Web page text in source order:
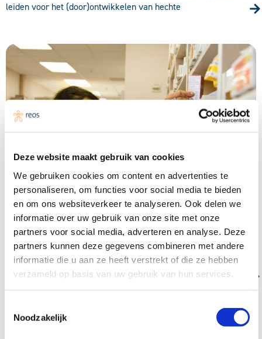
Deze website maakt gebruik van cookies
We gebruiken cookies om content en advertenties te
personaliseren, om functies voor social media te bieden
en om ons websiteverkeer te analyseren. Ook delen we
informatie over uw gebruik van onze site met onze
partners voor social media, adverteren en analyse. Deze
partners kunnen deze gegevens combineren met andere
informatie die u aan ze heeft verstrekt of die ze hebben
verzameld op basis van uw gebruik van hun services.
Noodzakelijk
leiden voor het (door)ontwikkelen van hechte
Midden-Holland
Heractivering Samenwerkende Apothekers
Midden-Holland (SA-MH)
Met de ondersteuning van Reos wordt gewerkt aan een
herstart van SA-MH in het zorgnetwerk.